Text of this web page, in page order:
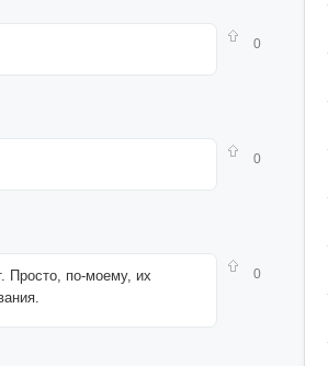
0
0
0
Просто, по-моему, их